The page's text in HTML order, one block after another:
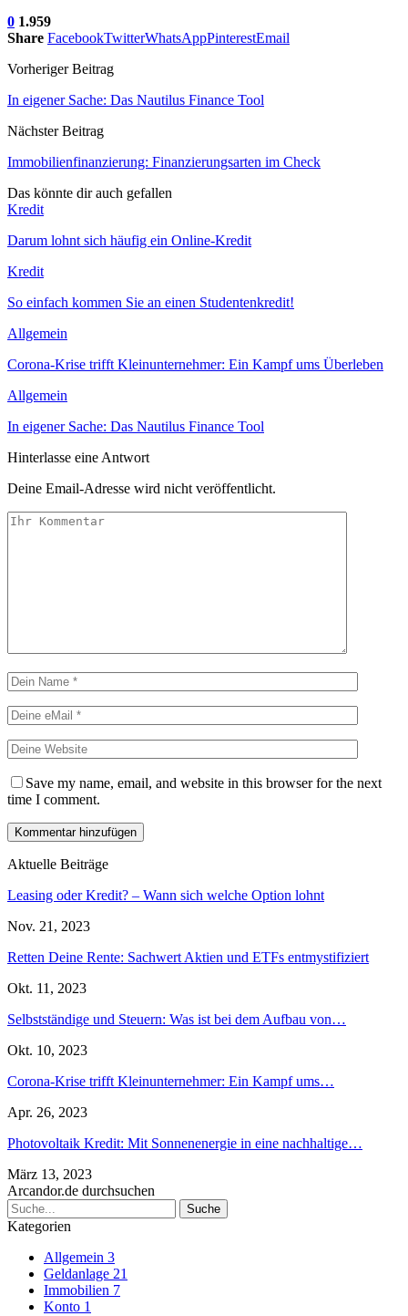
0 1.959
Share FacebookTwitterWhatsAppPinterestEmail
Vorheriger Beitrag
In eigener Sache: Das Nautilus Finance Tool
Nächster Beitrag
Immobilienfinanzierung: Finanzierungsarten im Check
Das könnte dir auch gefallen
Kredit
Darum lohnt sich häufig ein Online-Kredit
Kredit
So einfach kommen Sie an einen Studentenkredit!
Allgemein
Corona-Krise trifft Kleinunternehmer: Ein Kampf ums Überleben
Allgemein
In eigener Sache: Das Nautilus Finance Tool
Hinterlasse eine Antwort
Deine Email-Adresse wird nicht veröffentlicht.
Save my name, email, and website in this browser for the next
time I comment.
Aktuelle Beiträge
Leasing oder Kredit? – Wann sich welche Option lohnt
Nov. 21, 2023
Retten Deine Rente: Sachwert Aktien und ETFs entmystifiziert
Okt. 11, 2023
Selbstständige und Steuern: Was ist bei dem Aufbau von…
Okt. 10, 2023
Corona-Krise trifft Kleinunternehmer: Ein Kampf ums…
Apr. 26, 2023
Photovoltaik Kredit: Mit Sonnenenergie in eine nachhaltige…
März 13, 2023
Arcandor.de durchsuchen
Kategorien
Allgemein 3
Geldanlage 21
Immobilien 7
Konto 1